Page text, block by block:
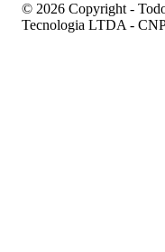
© 2026 Copyright -
Tecnologia LTDA -